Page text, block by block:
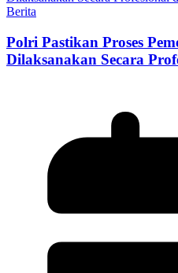
Berita
Polri Pastikan Proses
Dilaksanakan Secara